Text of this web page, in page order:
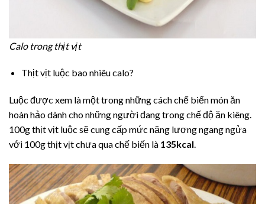
Calo trong thịt vịt
Thịt vịt luộc bao nhiêu calo?
Luộc được xem là một trong những cách chế biến món ăn
hoàn hảo dành cho những người đang trong chế độ ăn kiêng.
100g thịt vịt luộc sẽ cung cấp mức năng lượng ngang ngửa
với 100g thịt vịt chưa qua chế biến là 135kcal.